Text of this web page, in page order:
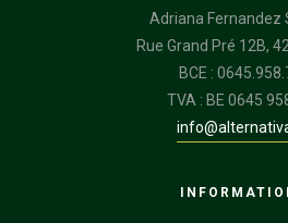
Adriana Fernandez
Rue Grand Pré 12B,
BCE :
TVA : BE 0645